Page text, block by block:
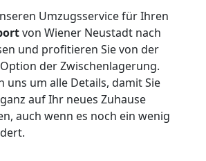
Umzugsservice für Ihren
von Wiener Neustadt nach
und profitieren Sie von der
der Zwischenlagerung.
uns um alle Details, damit Sie
auf Ihr neues Zuhause
auch wenn es noch ein wenig